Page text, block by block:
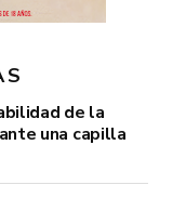
de la
una capilla